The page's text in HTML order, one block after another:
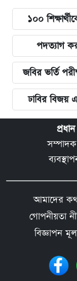
১০০
পদত্যাগ
জবির ভর্তি
ঢাবির বিজয়
আমাদের
গোপনীয়তা
বিজ্ঞাপন